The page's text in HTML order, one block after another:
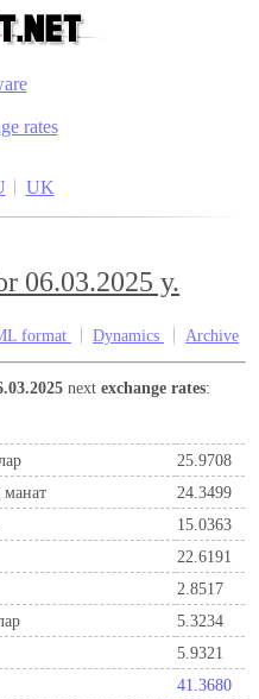
rates
UK
06.03.2025 y.
format Dynamics Archive
nextexchange rates:
25.9708
манат
24.3499
15.0363
22.6191
2.8517
5.3234
5.9321
41.3680